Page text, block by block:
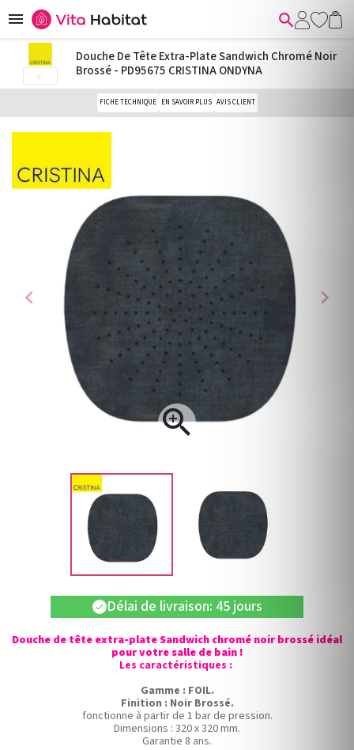
 
chevron_left

chevron_right
Douche De Tête Extra-Plate Sandwich Chromé Noir
Brossé - PD95675 CRISTINA ONDYNA
FICHE TECHNIQUE EN SAVOIR PLUS AVIS CLIENT
check Délai de livraison: 45 jours
Douche de tête extra-plate Sandwich chromé noir brossé idéal
pour votre salle de bain !
Les caractéristiques :
Gamme : FOIL.
Finition : Noir Brossé.
fonctionne à partir de 1 bar de pression.
Dimensions : 320 x 320 mm.
Garantie 8 ans.